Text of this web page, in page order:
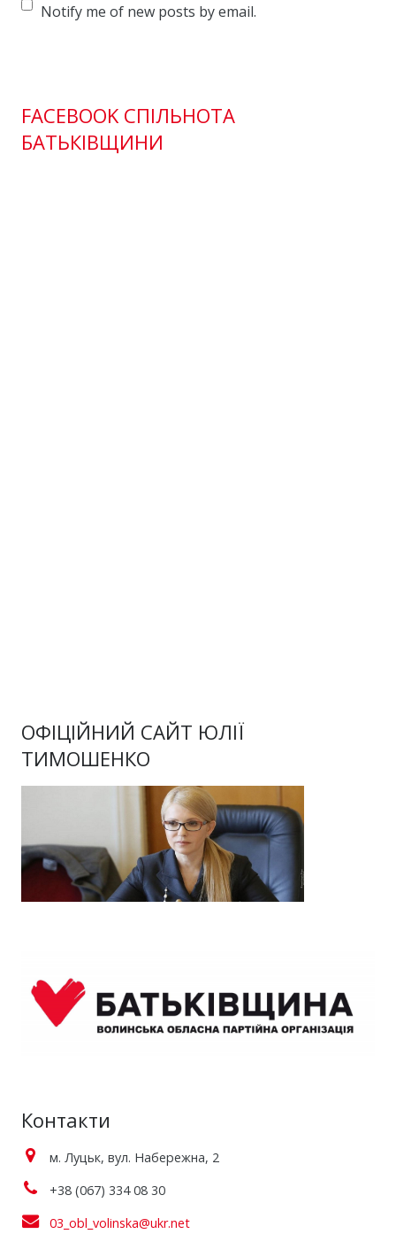
Notify me of new posts by email.
FACEBOOK СПІЛЬНОТА
БАТЬКІВЩИНИ
ОФІЦІЙНИЙ САЙТ ЮЛІЇ
ТИМОШЕНКО
Контакти
м. Луцьк, вул. Набережна, 2
+38 (067) 334 08 30
03_obl_volinska@ukr.net